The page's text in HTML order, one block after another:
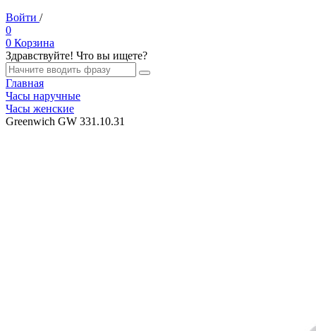
Войти /
0
0 Корзина
Здравствуйте! Что вы ищете?
Главная
Часы наручные
Часы женские
Greenwich GW 331.10.31